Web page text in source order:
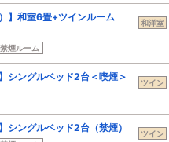
）】和室6畳+ツインルーム
禁煙ルーム
和洋室
シングルベッド2台＜喫煙＞ ツイン
シングルベッド2台（禁煙） ツイン